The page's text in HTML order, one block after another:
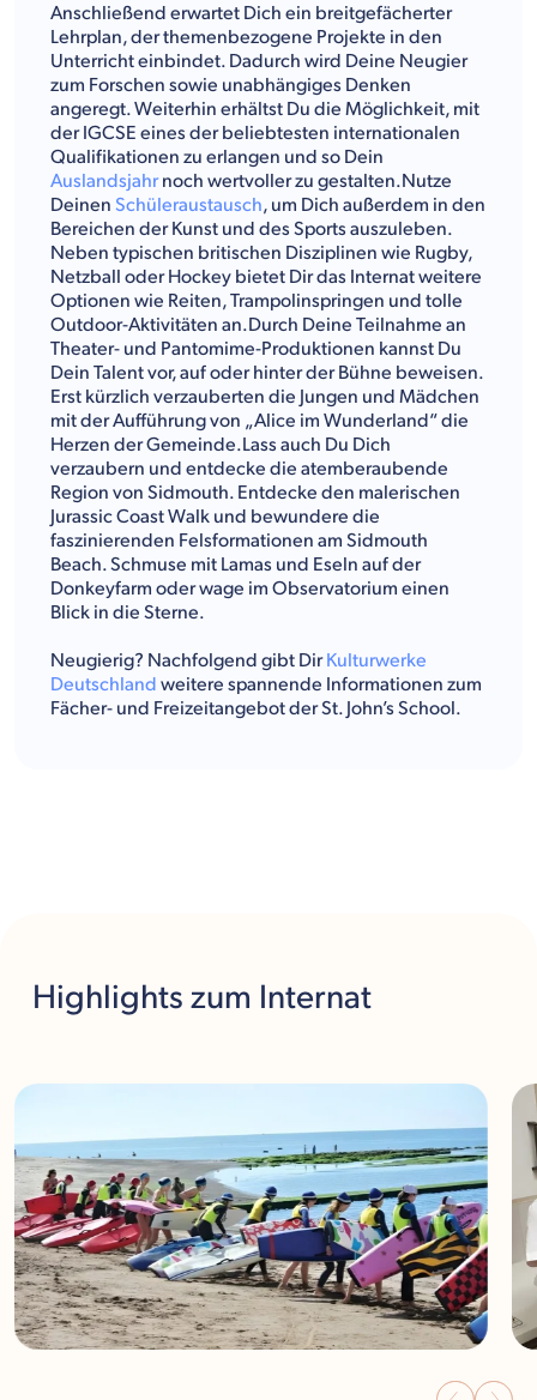
Anschließend erwartet Dich ein breitgefächerter
Lehrplan, der themenbezogene Projekte in den
Unterricht einbindet. Dadurch wird Deine Neugier
zum Forschen sowie unabhängiges Denken
angeregt. Weiterhin erhältst Du die Möglichkeit, mit
der IGCSE eines der beliebtesten internationalen
Qualifikationen zu erlangen und so Dein
Auslandsjahrnoch wertvoller zu gestalten.Nutze
Deinen Schüleraustausch, um Dich außerdem in den
Bereichen der Kunst und des Sports auszuleben.
Neben typischen britischen Disziplinen wie Rugby,
Netzball oder Hockey bietet Dir das Internat weitere
Optionen wie Reiten, Trampolinspringen und tolle
Outdoor-Aktivitäten an.Durch Deine Teilnahme an
Theater- und Pantomime-Produktionen kannst Du
Dein Talent vor, auf oder hinter der Bühne beweisen.
Erst kürzlich verzauberten die Jungen und Mädchen
mit der Aufführung von „Alice im Wunderland“ die
Herzen der Gemeinde.Lass auch Du Dich
verzaubern und entdecke die atemberaubende
Region von Sidmouth. Entdecke den malerischen
Jurassic Coast Walk und bewundere die
faszinierenden Felsformationen am Sidmouth
Beach. Schmuse mit Lamas und Eseln auf der
Donkeyfarm oder wage im Observatorium einen
Blick in die Sterne.
Neugierig? Nachfolgend gibt DirKulturwerke
Deutschland weitere spannende Informationen zum
Fächer- und Freizeitangebot der St. John’s School.
Highlights zum Internat